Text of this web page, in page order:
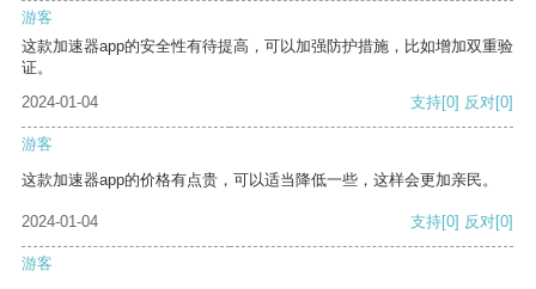
游客
这款加速器app的安全性有待提高，可以加强防护措施，比如增加双重验
证。
2024-01-04
支持[0] 反对[0]
游客
这款加速器app的价格有点贵，可以适当降低一些，这样会更加亲民。
2024-01-04 支持[0] 反对[0]
游客